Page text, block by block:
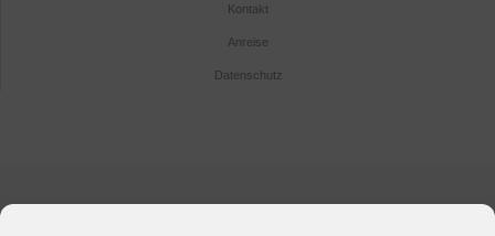
Kontakt
Anreise
Datenschutz